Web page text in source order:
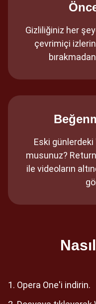
Gizliliğiniz her
çevrimiçi
Eski günlerdeki
musunuz?
ile videoların
Opera One'i indirin.